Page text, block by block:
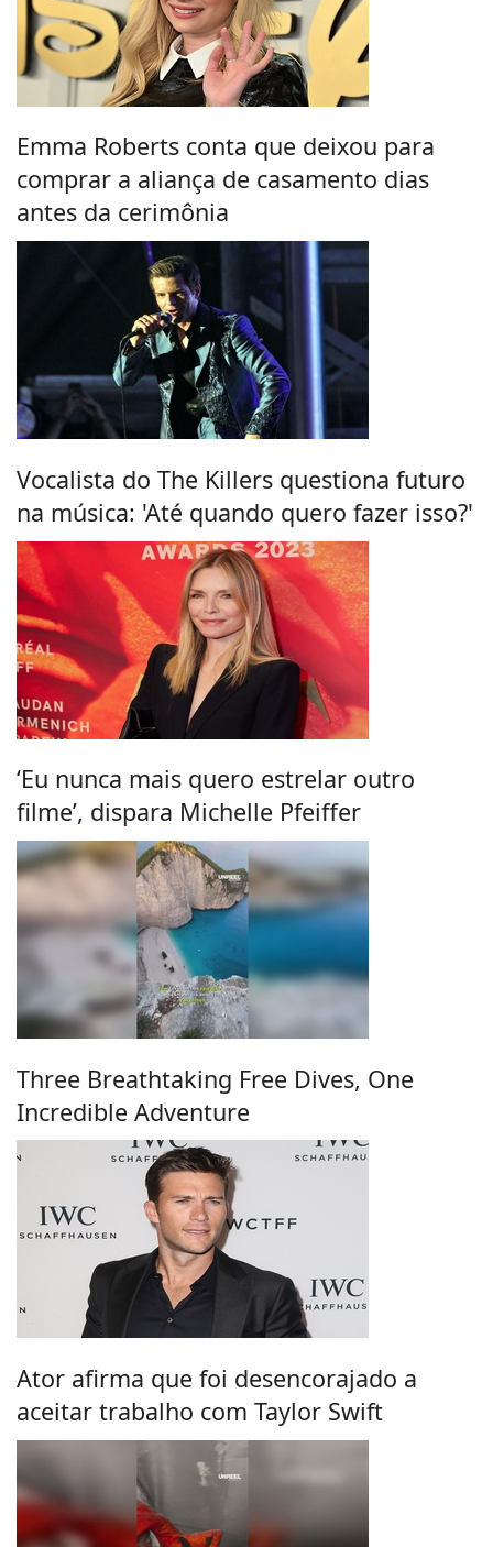
Emma Roberts conta que deixou para
comprar a aliança de casamento dias
antes da cerimônia
Vocalista do The Killers questiona futuro
na música: 'Até quando quero fazer isso?'
‘Eu nunca mais quero estrelar outro
filme’, dispara Michelle Pfeiffer
Three Breathtaking Free Dives, One
Incredible Adventure
Ator afirma que foi desencorajado a
aceitar trabalho com Taylor Swift